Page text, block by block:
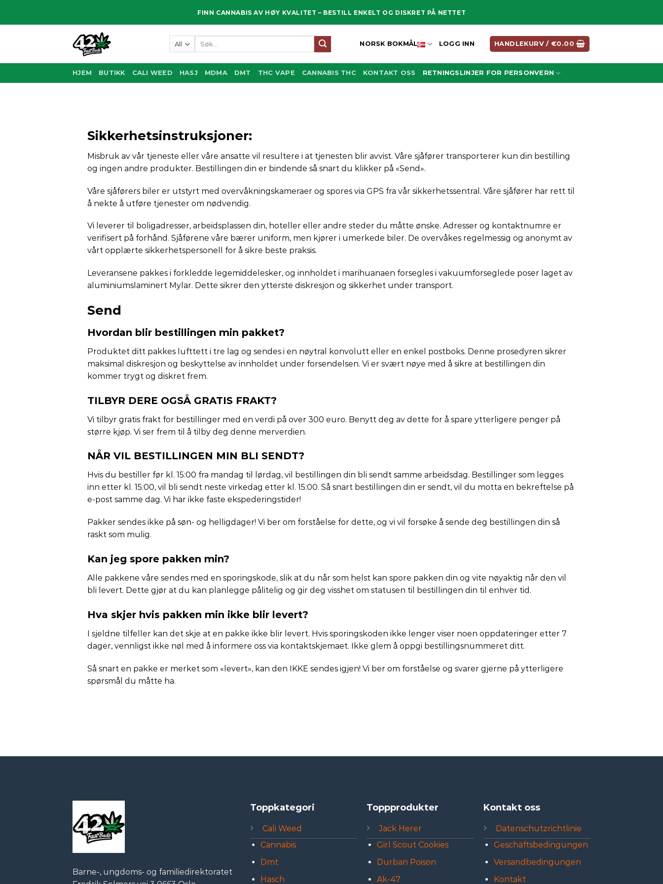
FINN CANNABIS AV HØY KVALITET – BESTILL ENKELT OG DISKRET PÅ NETTET
etter:
NORSK BOKMÅL LOGG INN HANDLEKURV / €0.00
HJEM BUTIKK CALI WEED HASJ MDMA DMT THC VAPE CANNABIS THC KONTAKT OSS RETNINGSLINJER FOR PERSONVERN
Sikkerhetsinstruksjoner:
Misbruk av vår tjeneste eller våre ansatte vil resultere i at tjenesten blir avvist. Våre sjåfører transporterer kun din bestilling
og ingen andre produkter. Bestillingen din er bindende så snart du klikker på «Send».
Våre sjåførers biler er utstyrt med overvåkningskameraer og spores via GPS fra vår sikkerhetssentral. Våre sjåfører har rett til
å nekte å utføre tjenester om nødvendig.
Vi leverer til boligadresser, arbeidsplassen din, hoteller eller andre steder du måtte ønske. Adresser og kontaktnumre er
verifisert på forhånd. Sjåførene våre bærer uniform, men kjører i umerkede biler. De overvåkes regelmessig og anonymt av
vårt opplærte sikkerhetspersonell for å sikre beste praksis.
Leveransene pakkes i forkledde legemiddelesker, og innholdet i marihuanaen forsegles i vakuumforseglede poser laget av
aluminiumslaminert Mylar. Dette sikrer den ytterste diskresjon og sikkerhet under transport.
Send
Hvordan blir bestillingen min pakket?
Produktet ditt pakkes lufttett i tre lag og sendes i en nøytral konvolutt eller en enkel postboks. Denne prosedyren sikrer
maksimal diskresjon og beskyttelse av innholdet under forsendelsen. Vi er svært nøye med å sikre at bestillingen din
kommer trygt og diskret frem.
TILBYR DERE OGSÅ GRATIS FRAKT?
Vi tilbyr gratis frakt for bestillinger med en verdi på over 300 euro. Benytt deg av dette for å spare ytterligere penger på
større kjøp. Vi ser frem til å tilby deg denne merverdien.
NÅR VIL BESTILLINGEN MIN BLI SENDT?
Hvis du bestiller før kl. 15:00 fra mandag til lørdag, vil bestillingen din bli sendt samme arbeidsdag. Bestillinger som legges
inn etter kl. 15:00, vil bli sendt neste virkedag etter kl. 15:00. Så snart bestillingen din er sendt, vil du motta en bekreftelse på
e-post samme dag. Vi har ikke faste ekspederingstider!
Pakker sendes ikke på søn- og helligdager! Vi ber om forståelse for dette, og vi vil forsøke å sende deg bestillingen din så
raskt som mulig.
Kan jeg spore pakken min?
Alle pakkene våre sendes med en sporingskode, slik at du når som helst kan spore pakken din og vite nøyaktig når den vil
bli levert. Dette gjør at du kan planlegge pålitelig og gir deg visshet om statusen til bestillingen din til enhver tid.
Hva skjer hvis pakken min ikke blir levert?
I sjeldne tilfeller kan det skje at en pakke ikke blir levert. Hvis sporingskoden ikke lenger viser noen oppdateringer etter 7
dager, vennligst ikke nøl med å informere oss via kontaktskjemaet. Ikke glem å oppgi bestillingsnummeret ditt.
Så snart en pakke er merket som «levert», kan den IKKE sendes igjen! Vi ber om forståelse og svarer gjerne på ytterligere
spørsmål du måtte ha.
Barne-, ungdoms- og familiedirektoratet
Toppkategori
Cali Weed
Cannabis
Dmt
Hasch
Toppprodukter
Jack Herer
Girl Scout Cookies
Durban Poison
Ak-47
Kontakt oss
Datenschutzrichtlinie
Geschäftsbedingungen
Versandbedingungen
Kontakt